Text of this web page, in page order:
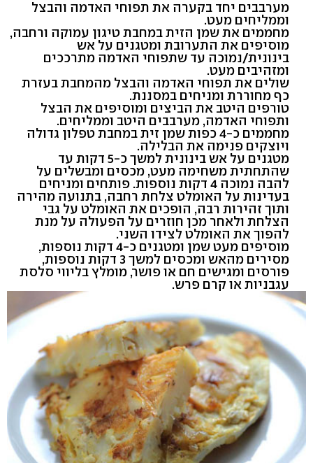
מערבבים יחד בקערה את תפוחי האדמה והבצל
וממליחים מעט.
מחממים את שמן הזית במחבת טיגון עמוקה ורחבה,
מוסיפים את התערובת ומטגנים על אש
בינונית/נמוכה עד שתפוחי האדמה מתרככים
ומזהיבים מעט.
שולים את תפוחי האדמה והבצל מהמחבת בעזרת
כף מחוררת ומניחים במסננת.
טורפים היטב את הביצים ומוסיפים את הבצל
ותפוחי האדמה, מערבבים היטב וממליחים.
מחממים כ-4 כפות שמן זית במחבת טפלון גדולה
ויוצקים פנימה את הבלילה.
מטגנים על אש בינונית למשך כ-5 דקות עד
שהתחתית משחימה מעט, מכסים ומבשלים על
להבה נמוכה 4 דקות נוספות. פותחים ומניחים
בעדינות על האומלט צלחת רחבה, בתנועה מהירה
ותוך זהירות רבה, הופכים את האומלט על גבי
הצלחת ולאחר מכן חוזרים על הפעולה על מנת
להפוך את האומלט לצידו השני.
מוסיפים מעט שמן ומטגנים כ-4 דקות נוספות,
מסירים מהאש ומכסים למשך 3 דקות נוספות,
פורסים ומגישים חם או פושר, מומלץ בליווי סלסת
עגבניות או קרם פרש.